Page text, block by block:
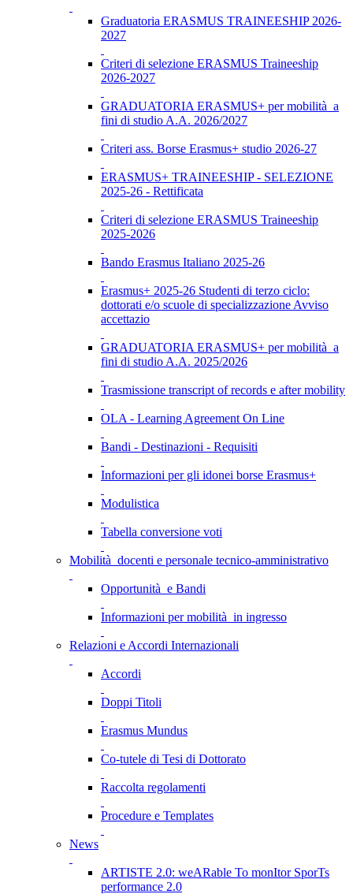
Graduatoria ERASMUS TRAINEESHIP 2026-
2027
Criteri di selezione ERASMUS Traineeship
2026-2027
GRADUATORIA ERASMUS+ per mobilità a
fini di studio A.A. 2026/2027
Criteri ass. Borse Erasmus+ studio 2026-27
ERASMUS+ TRAINEESHIP - SELEZIONE
2025-26 - Rettificata
Criteri di selezione ERASMUS Traineeship
2025-2026
Bando Erasmus Italiano 2025-26
Erasmus+ 2025-26 Studenti di terzo ciclo:
dottorati e/o scuole di specializzazione Avviso
accettazio
GRADUATORIA ERASMUS+ per mobilità a
fini di studio A.A. 2025/2026
Trasmissione transcript of records e after mobility
OLA - Learning Agreement On Line
Bandi - Destinazioni - Requisiti
Informazioni per gli idonei borse Erasmus+
Modulistica
Tabella conversione voti
Mobilità docenti e personale tecnico-amministrativo
Opportunità e Bandi
Informazioni per mobilità in ingresso
Relazioni e Accordi Internazionali
Accordi
Doppi Titoli
Erasmus Mundus
Co-tutele di Tesi di Dottorato
Raccolta regolamenti
Procedure e Templates
News
ARTISTE 2.0: weARable To monItor SporTs
performance 2.0